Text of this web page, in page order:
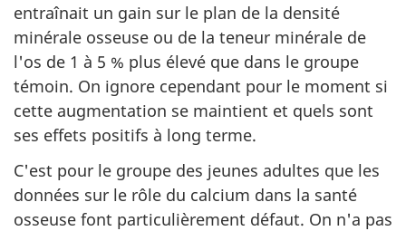
entraînait un gain sur le plan de la densité
minérale osseuse ou de la teneur minérale de
l'os de 1 à 5 % plus élevé que dans le groupe
témoin. On ignore cependant pour le moment si
cette augmentation se maintient et quels sont
ses effets positifs à long terme.
C'est pour le groupe des jeunes adultes que les
données sur le rôle du calcium dans la santé
osseuse font particulièrement défaut. On n'a pas